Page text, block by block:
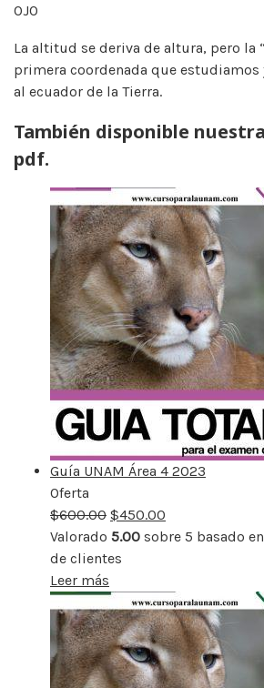
OJO
La altitud se deriva de altura, pero la
primera coordenada que estudiamos
al ecuador de la Tierra.
También disponible
pdf.
Guía UNAM Área 4 2023
Oferta
rebajado
$600.00 $450.00
Valorado 5.00 sobre 5 basado en
de clientes
Leer más